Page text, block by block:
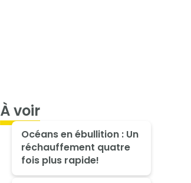
À voir
Océans en ébullition : Un
réchauffement quatre
fois plus rapide!